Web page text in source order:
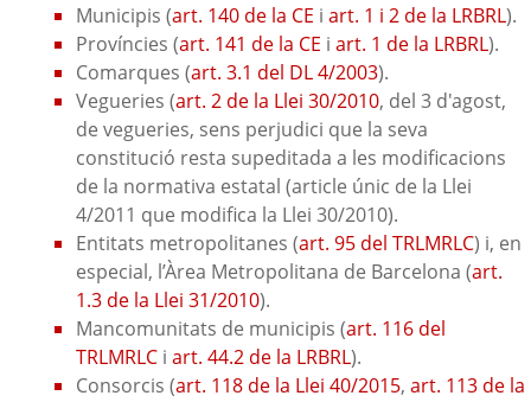
Municipis (art. 140 de la CE i art. 1 i 2 de la LRBRL).
Províncies (art. 141 de la CE i art. 1 de la LRBRL).
Comarques (art. 3.1 del DL 4/2003).
Vegueries (art. 2 de la Llei 30/2010, del 3 d'agost,
de vegueries, sens perjudici que la seva
constitució resta supeditada a les modificacions
de la normativa estatal (article únic de la Llei
4/2011 que modifica la Llei 30/2010).
Entitats metropolitanes (art. 95 del TRLMRLC) i, en
especial, l’Àrea Metropolitana de Barcelona (art.
1.3 de la Llei 31/2010).
Mancomunitats de municipis (art. 116 del
TRLMRLC i art. 44.2 de la LRBRL).
Consorcis (art. 118 de la Llei 40/2015, art. 113 de la